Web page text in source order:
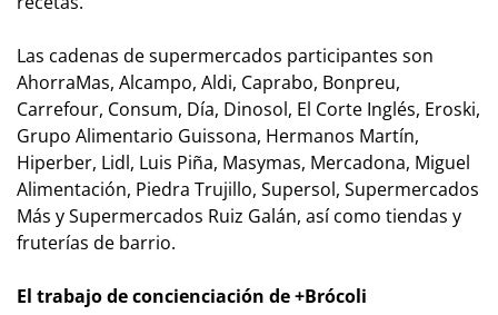
Las cadenas de supermercados participantes son
AhorraMas, Alcampo, Aldi, Caprabo, Bonpreu,
Carrefour, Consum, Día, Dinosol, El Corte Inglés, Eroski,
Grupo Alimentario Guissona, Hermanos Martín,
Hiperber, Lidl, Luis Piña, Masymas, Mercadona, Miguel
Alimentación, Piedra Trujillo, Supersol, Supermercados
Más y Supermercados Ruiz Galán, así como tiendas y
fruterías de barrio.
El trabajo de concienciación de +Brócoli